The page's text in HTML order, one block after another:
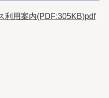
利用案内(PDF:305KB)pdf